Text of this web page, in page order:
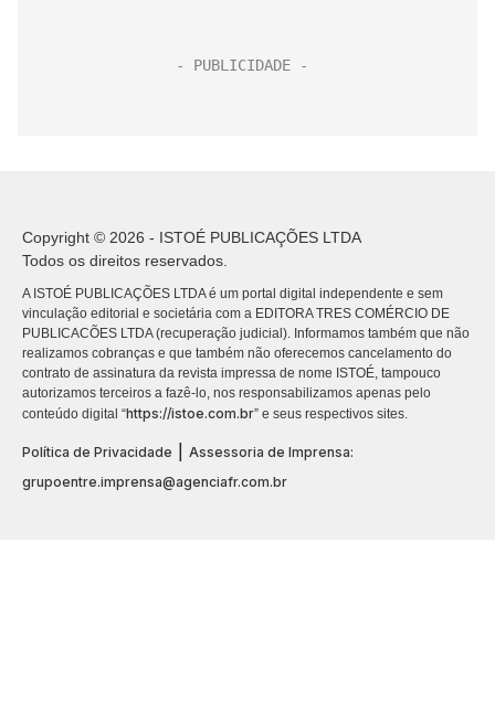
Copyright © 2026 - ISTOÉ PUBLICAÇÕES LTDA
Todos os direitos reservados.
A ISTOÉ PUBLICAÇÕES LTDA é um portal digital independente e sem
vinculação editorial e societária com a EDITORA TRES COMÉRCIO DE
PUBLICACÕES LTDA (recuperação judicial). Informamos também que não
realizamos cobranças e que também não oferecemos cancelamento do
contrato de assinatura da revista impressa de nome ISTOÉ, tampouco
autorizamos terceiros a fazê-lo, nos responsabilizamos apenas pelo
conteúdo digital “https://istoe.com.br” e seus respectivos sites.
Política de Privacidade
Assessoria de Imprensa:
grupoentre.imprensa@agenciafr.com.br